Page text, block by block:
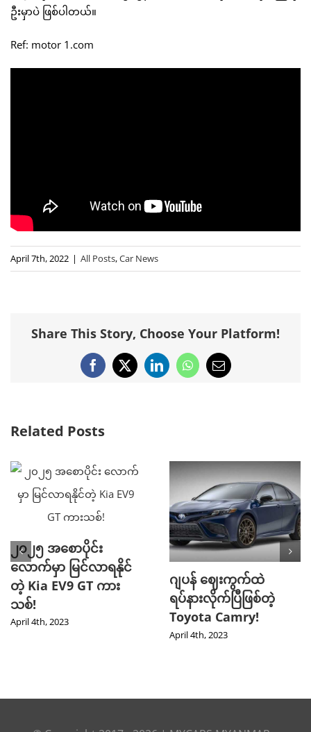
ဦးမှာပဲ ဖြစ်ပါတယ်။
Ref: motor 1.com
April 7th, 2022 | All Posts,Car News
Share This Story, Choose Your Platform!
Facebook
X LinkedInWhatsApp
Email
Related Posts
၂၀၂၅ အစောပိုင်း
လောက်မှာ မြင်လာရနိုင်
တဲ့ Kia EV9 GT ကား
သစ်!
April 4th, 2023
ဂျပန် ဈေးကွက်ထဲ
ရပ်နားလိုက်ပြီဖြစ်တဲ့
Toyota Camry!
April 4th, 2023